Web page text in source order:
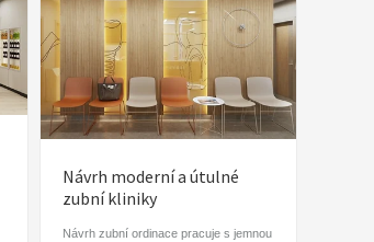
Návrh moderní a útulné
zubní kliniky
Návrh zubní ordinace pracuje s jemnou